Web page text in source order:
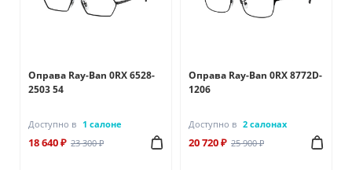
Оправа Ray-Ban 0RX 6528-
2503 54
Доступно в 1 салоне
18 640 ₽ 23 300 ₽
Оправа Ray-Ban 0RX 8772D-
1206
Доступно в 2 салонах
20 720 ₽ 25 900 ₽